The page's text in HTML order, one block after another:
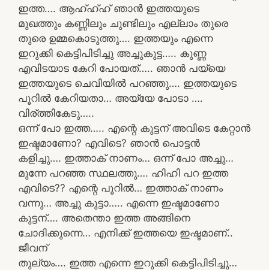
ഇത്ത…. ആഹ്ഹ്ഹ് ഞാൻ ഇത്തയുടെ
മുഖത്തും കണ്ണിലും ചുണ്ടിലും എല്ലാം തുരെ
തുരെ ഉമ്മകൊടുത്തു…. ഇത്തയും എന്നെ
ഇറുക്കി കെട്ടിപിടിച്ചു അച്ചുകുട്ട….. കുണ്ണ
എവിടയാട കേറി പോയത്….. ഞാൻ പയ്യെ
ഇത്തയുടെ ചെവിയിൽ പറഞ്ഞു…. ഇത്തയുടെ
പൂറിൽ കേറിയതാ… അയ്യേ പോടാ ….
വിര്ത്തികേടു…..
ഒന്ന് പോ ഇത്ത….. എന്റെ കുട്ടന് അവിടെ കേറ്റാൻ
ഇഷ്ടമാണോ? എവിടെ? ഞാൻ പൊട്ടൻ
കളിച്ചു…. ഇത്താക് നാണം… ഒന്ന് പോ അച്ചു…
മുന്നേ പറഞ്ഞ സ്ഥലത്തു…. ഹിഹി പറ ഇത്ത
എവിടെ?? എന്റെ പൂറിൽ… ഇത്താക് നാണം
വന്നു… അച്ചു കുട്ടാ….. എന്നെ ഇഷ്ടമാണോ
കുട്ടന്…. അതെന്താ ഇത്ത അങ്ങിനെ
ചോദിക്കുന്നെ… എനിക്ക് ഇത്തയെ ഇഷ്ടമാണ്..
ജീവന്
തുല്യം…. ഇത്ത എന്നെ ഇറുക്കി കെട്ടിപിടിച്ചു…